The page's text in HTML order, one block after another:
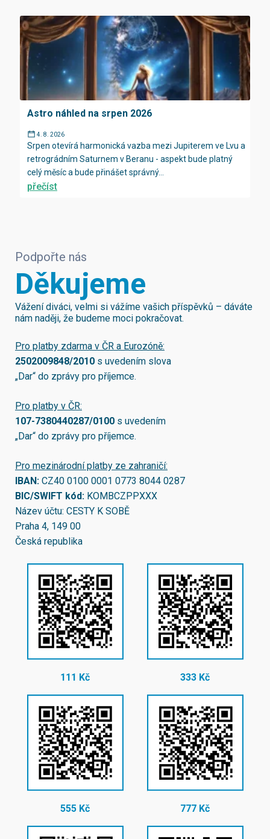
Astro náhled na srpen 2026
4. 8. 2026
Srpen otevírá harmonická vazba mezi Jupiterem ve Lvu a
retrográdním Saturnem v Beranu - aspekt bude platný
celý měsíc a bude přinášet správný...
přečíst
Podpořte nás
Děkujeme
Vážení diváci, velmi si vážíme vašich příspěvků – dáváte
nám naději, že budeme moci pokračovat.
Pro platby zdarma v ČR a Eurozóně:
2502009848/2010 s uvedením slova
„Dar“ do zprávy pro příjemce.
Pro platby v ČR:
107-7380440287/0100 s uvedením
„Dar“ do zprávy pro příjemce.
Pro mezinárodní platby ze zahraničí:
IBAN: CZ40 0100 0001 0773 8044 0287
BIC/SWIFT kód: KOMBCZPPXXX
Název účtu: CESTY K SOBĚ
Praha 4, 149 00
Česká republika
111 Kč 333 Kč
555 Kč 777 Kč